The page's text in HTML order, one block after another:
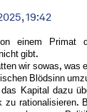
19:42
einem Primat
gibt.
wir sowas, was
Blödsinn
Kapital dazu
zu rationalisieren.